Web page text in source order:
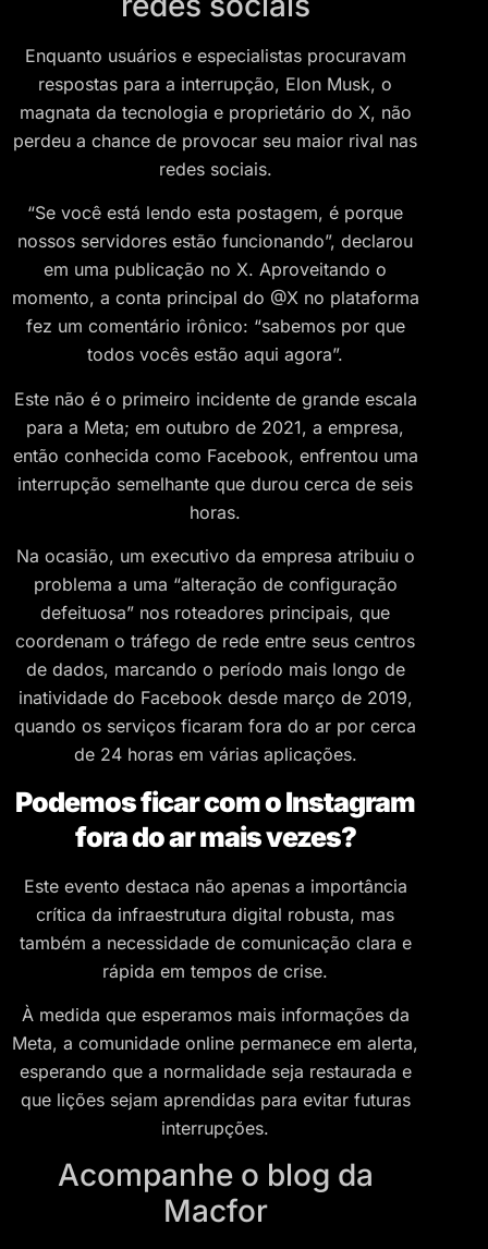
Enquanto usuários e especialistas procuravam
respostas para a interrupção, Elon Musk, o
magnata da tecnologia e proprietário do X, não
perdeu a chance de provocar seu maior rival nas
redes sociais.
“Se você está lendo esta postagem, é porque
nossos servidores estão funcionando”, declarou
em uma publicação no X. Aproveitando o
momento, a conta principal do @X no plataforma
fez um comentário irônico: “sabemos por que
todos vocês estão aqui agora”.
Este não é o primeiro incidente de grande escala
para a Meta; em outubro de 2021, a empresa,
então conhecida como Facebook, enfrentou uma
interrupção semelhante que durou cerca de seis
horas.
Na ocasião, um executivo da empresa atribuiu o
problema a uma “alteração de configuração
defeituosa” nos roteadores principais, que
coordenam o tráfego de rede entre seus centros
de dados, marcando o período mais longo de
inatividade do Facebook desde março de 2019,
quando os serviços ficaram fora do ar por cerca
de 24 horas em várias aplicações.
Podemos ficar com o Instagram
fora do ar mais vezes?
Este evento destaca não apenas a importância
crítica da infraestrutura digital robusta, mas
também a necessidade de comunicação clara e
rápida em tempos de crise.
À medida que esperamos mais informações da
Meta, a comunidade online permanece em alerta,
esperando que a normalidade seja restaurada e
que lições sejam aprendidas para evitar futuras
interrupções.
Acompanhe o blog da
Macfor